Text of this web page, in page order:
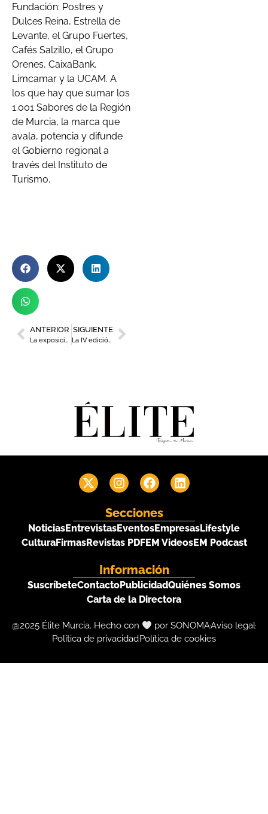
Fundación: Postres y
Dulces Reina, Estrella de
Levante, el Grupo Fuertes,
Cafés Salzillo, el Grupo
Orenes, CaixaBank,
Limcamar y la UCAM. A
los que hay que sumar los
1.001 Sabores de la Región
de Murcia, la marca que
avala, potencia y difunde
el Gobierno regional a
través del Instituto de
Turismo.
ANTERIOR
La exposición ‘Los Viajes de Leonardo da Vinci’ afronta su recta final en Cartagena
SIGUIENTE
La IV edición del Manga Experience convierte a Murcia en la capital internacional de la cultura pop
Secciones
NoticiasEntrevistasEventosEmpresasLifestyle
CulturaFirmasRevistas PDFEM VideosEM Podcast
Información
SuscríbeteContactoPublicidadQuiénes Somos
Carta de la Directora
@2025 Élite Murcia. Hecho con por SONOMAAviso legal
Política de privacidadPolítica de cookies